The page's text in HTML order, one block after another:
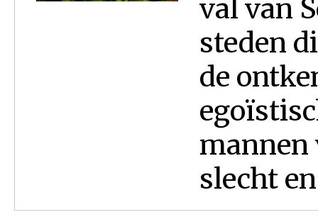
val van
steden
de
mannen
slecht